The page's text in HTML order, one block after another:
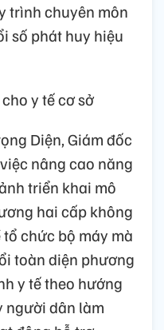
trình chuyên môn
số phát huy hiệu
y tế cơ sở
Diện, Giám đốc
nâng cao năng
triển khai mô
hai cấp không
chức bộ máy mà
toàn diện phương
y tế theo hướng
người dân làm